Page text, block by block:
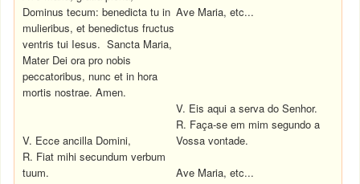
Dominus tecum: benedicta tu in
mulieribus, et benedictus fructus
ventris tui Iesus. Sancta Maria,
Mater Dei ora pro nobis
peccatoribus, nunc et in hora
mortis nostrae. Amen.
V. Ecce ancilla Domini,
R. Fiat mihi secundum verbum
tuum.
Ave Maria, etc...
V. Eis aqui a serva do Senhor.
R. Faça-se em mim segundo a
Vossa vontade.
Ave Maria, etc...